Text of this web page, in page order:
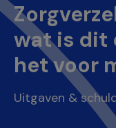
wat is dit
het voor
Uitgaven &